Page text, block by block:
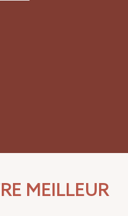
MEILLEUR